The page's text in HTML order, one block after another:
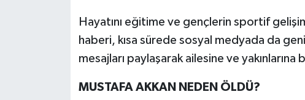
Hayatını eğitime ve gençlerin sportif
haberi, kısa sürede sosyal medyada da
mesajları paylaşarak ailesine ve yakınlarına
MUSTAFA AKKAN NEDEN ÖLDÜ?